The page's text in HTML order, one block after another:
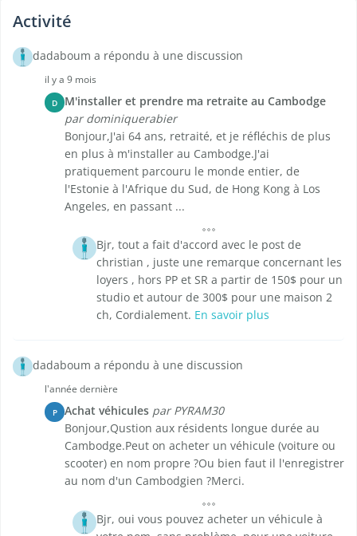
Activité
dadaboum a répondu à une discussion
il y a 9 mois
D
M'installer et prendre ma retraite au Cambodge
par dominiquerabier
Bonjour,J'ai 64 ans, retraité, et je réfléchis de plus
en plus à m'installer au Cambodge.J'ai
pratiquement parcouru le monde entier, de
l'Estonie à l'Afrique du Sud, de Hong Kong à Los
Angeles, en passant ...
Bjr, tout a fait d'accord avec le post de
christian , juste une remarque concernant les
loyers , hors PP et SR a partir de 150$ pour un
studio et autour de 300$ pour une maison 2
ch, Cordialement. En savoir plus
dadaboum a répondu à une discussion
l'année dernière
P Achat véhicules par PYRAM30
Bonjour,Qustion aux résidents longue durée au
Cambodge.Peut on acheter un véhicule (voiture ou
scooter) en nom propre ?Ou bien faut il l'enregistrer
au nom d'un Cambodgien ?Merci.
Bjr, oui vous pouvez acheter un véhicule à